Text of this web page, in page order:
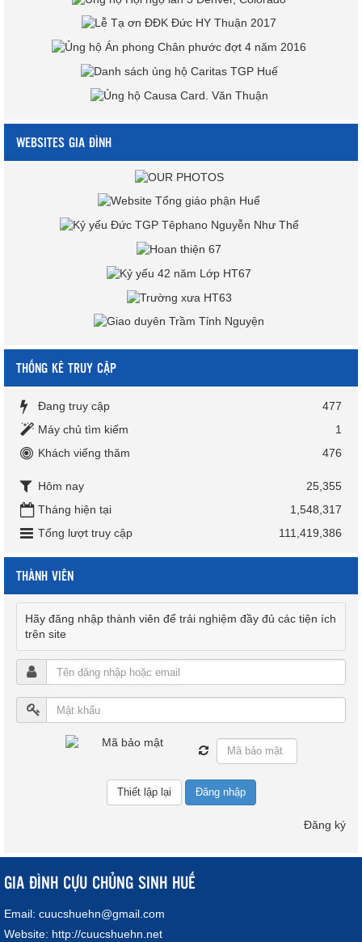
WEBSITES GIA ĐÌNH
THỐNG KÊ TRUY CẬP
Đang truy cập
477
Máy chủ tìm kiếm
1
Khách viếng thăm
476
Hôm nay
25,355
Tháng hiện tại
1,548,317
Tổng lượt truy cập
111,419,386
THÀNH VIÊN
Hãy đăng nhập thành viên để trải nghiệm đầy đủ các tiện ích
trên site
Đăng nhập
Đăng ký
GIA ĐÌNH CỰU CHỦNG SINH HUẾ
Email: cuucshuehn@gmail.com
Website: http://cuucshuehn.net